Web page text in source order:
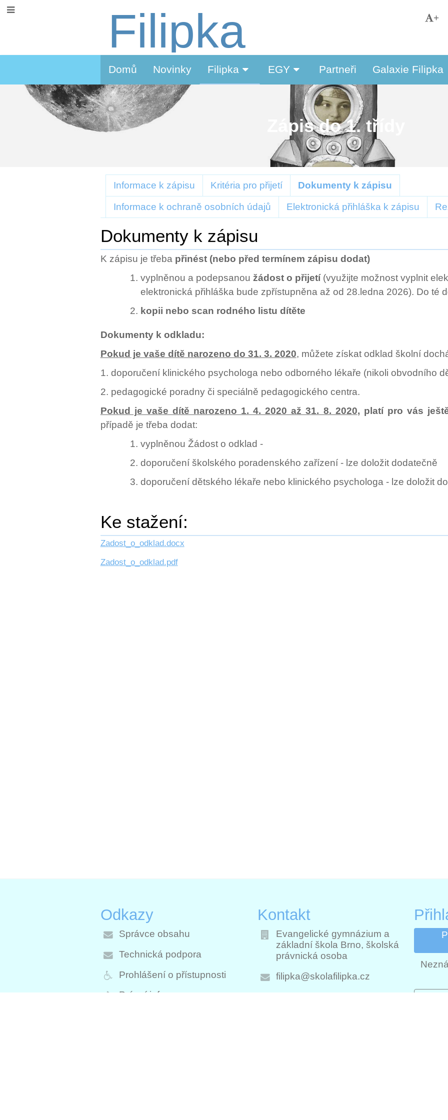
Filipka +
Domů Novinky Filipka EGY Partneři Galaxie Filipka
Zápis do 1. třídy
Zápis
do
1.
třídy
Informace k zápisu Kritéria pro přijetí Dokumenty k zápisu
Informace k ochraně osobních údajů Elektronická přihláška k zápisu
Dokumenty k zápisu
K zápisu je třeba přinést (nebo před termínem zápisu dodat)
vyplněnou a podepsanou žádost o přijetí(využijte možnost vyplnit
elektronická přihláška bude zpřístupněna až od 28.ledna 2026). Do té
kopii nebo scan rodného listu dítěte
Dokumenty k odkladu:
Pokud je vaše dítě narozeno do 31. 3. 2020, můžete získat odklad školní
1. doporučení klinického psychologa nebo odborného lékaře (nikoli obvodního
2. pedagogické poradny či speciálně pedagogického centra.
Pokud je vaše dítě narozeno 1. 4. 2020 až 31. 8. 2020, platí pro vás
případě je třeba dodat:
vyplněnou Žádost o odklad -
doporučení školského poradenského zařízení - lze doložit dodatečně
doporučení dětského lékaře nebo klinického psychologa - lze doložit
Ke stažení:
Zadost_o_odklad.docx
Zadost_o_odklad.pdf
Odkazy
Správce obsahu
Technická podpora
Prohlášení o přístupnosti
Právní informace
Kontakt
Evangelické gymnázium a
základní škola Brno, školská
právnická osoba
filipka@skolafilipka.cz